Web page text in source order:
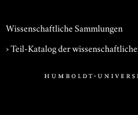
Wissenschaftliche Sammlungen
› Teil-Katalog der